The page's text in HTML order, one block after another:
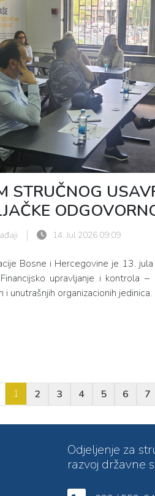
STRUČNOG
14. Jul 2026 09:09
Bosne i Hercegovine je 13.
upravljanje i kontrola –
unutrašnjih organizacionih jedinica.
1 2 3 4 5 6 7
Odjeljenje za
razvoj državne